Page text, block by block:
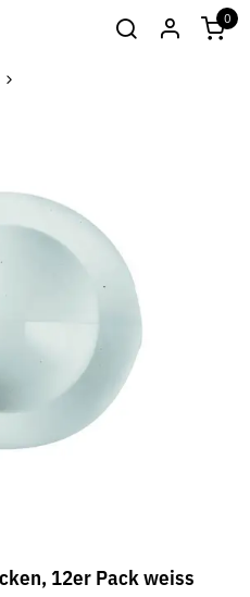
0
12er Pack weiss